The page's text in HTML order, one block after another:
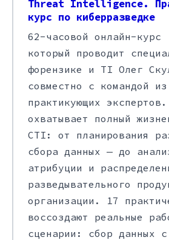
Threat Intelligence.
курс по киберразведке
62-часовой онлайн-
который проводит
форензике и TI Олег
совместно с командой
практикующих
охватывает полный
CTI: от планирования
сбора данных — до
атрибуции и
разведывательного
организации. 17
воссоздают реальные
сценарии: сбор данных с